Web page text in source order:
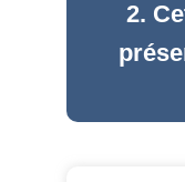
2.